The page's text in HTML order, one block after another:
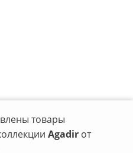
товары
Agadir от